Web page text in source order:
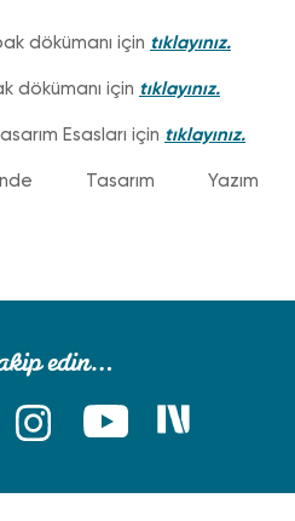
dökümanı için tıklayınız.
dökümanı için tıklayınız.
Esasları için tıklayınız.
Tasarım Yazım